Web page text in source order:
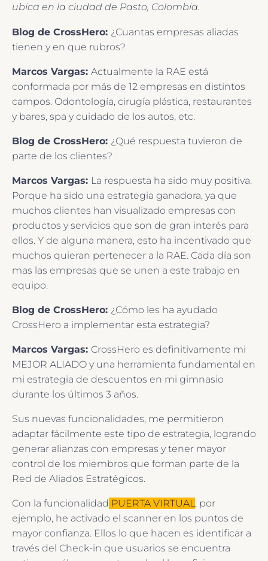
ubica en la ciudad de Pasto, Colombia.
Blog de CrossHero: ¿Cuantas empresas aliadas
tienen y en que rubros?
Marcos Vargas: Actualmente la RAE está
conformada por más de 12 empresas en distintos
campos. Odontología, cirugía plástica, restaurantes
y bares, spa y cuidado de los autos, etc.
Blog de CrossHero: ¿Qué respuesta tuvieron de
parte de los clientes?
Marcos Vargas: La respuesta ha sido muy positiva.
Porque ha sido una estrategia ganadora, ya que
muchos clientes han visualizado empresas con
productos y servicios que son de gran interés para
ellos. Y de alguna manera, esto ha incentivado que
muchos quieran pertenecer a la RAE. Cada día son
mas las empresas que se unen a este trabajo en
equipo.
Blog de CrossHero: ¿Cómo les ha ayudado
CrossHero a implementar esta estrategia?
Marcos Vargas: CrossHero es definitivamente mi
MEJOR ALIADO y una herramienta fundamental en
mi estrategia de descuentos en mi gimnasio
durante los últimos 3 años.
Sus nuevas funcionalidades, me permitieron
adaptar fácilmente este tipo de estrategia, logrando
generar alianzas con empresas y tener mayor
control de los miembros que forman parte de la
Red de Aliados Estratégicos.
Con la funcionalidad PUERTA VIRTUAL, por
ejemplo, he activado el scanner en los puntos de
mayor confianza. Ellos lo que hacen es identificar a
través del Check-in que usuarios se encuentra